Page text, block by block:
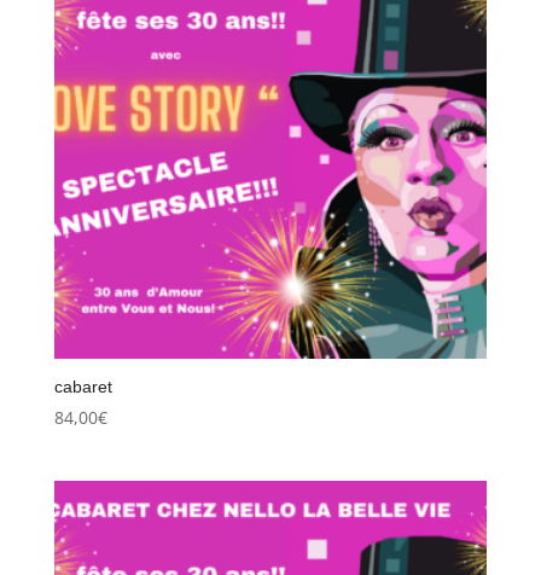
cabaret
84,00€